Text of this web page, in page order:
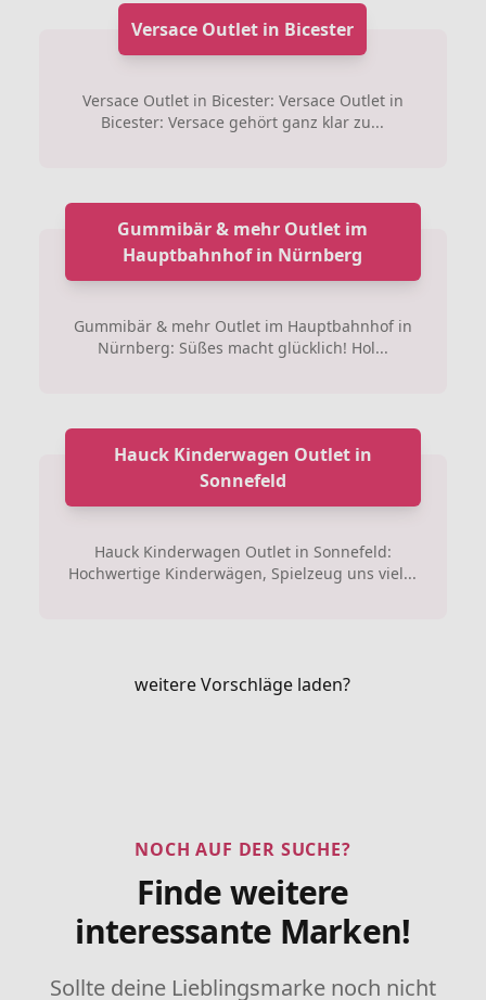
Versace Outlet in Bicester
Versace Outlet in Bicester: Versace Outlet in
Bicester: Versace gehört ganz klar zu...
Gummibär & mehr Outlet im
Hauptbahnhof in Nürnberg
Gummibär & mehr Outlet im Hauptbahnhof in
Nürnberg: Süßes macht glücklich! Hol...
Hauck Kinderwagen Outlet in
Sonnefeld
Hauck Kinderwagen Outlet in Sonnefeld:
Hochwertige Kinderwägen, Spielzeug uns viel...
weitere Vorschläge laden?
NOCH AUF DER SUCHE?
Finde weitere
interessante Marken!
Sollte deine Lieblingsmarke noch nicht